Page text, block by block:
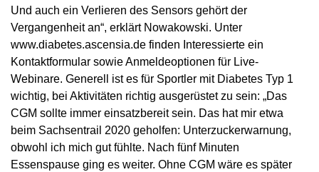
Und auch ein Verlieren des Sensors gehört der
Vergangenheit an“, erklärt Nowakowski. Unter
www.diabetes.ascensia.de finden Interessierte ein
Kontaktformular sowie Anmeldeoptionen für Live-
Webinare. Generell ist es für Sportler mit Diabetes Typ 1
wichtig, bei Aktivitäten richtig ausgerüstet zu sein: „Das
CGM sollte immer einsatzbereit sein. Das hat mir etwa
beim Sachsentrail 2020 geholfen: Unterzuckerwarnung,
obwohl ich mich gut fühlte. Nach fünf Minuten
Essenspause ging es weiter. Ohne CGM wäre es später